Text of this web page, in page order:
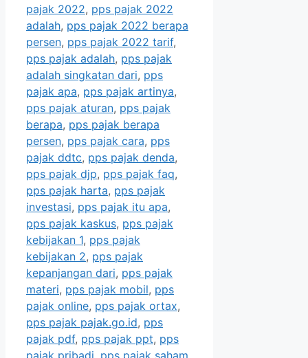
pajak 2022, pps pajak 2022
adalah, pps pajak 2022 berapa
persen, pps pajak 2022 tarif,
pps pajak adalah, pps pajak
adalah singkatan dari, pps
pajak apa, pps pajak artinya,
pps pajak aturan, pps pajak
berapa, pps pajak berapa
persen, pps pajak cara, pps
pajak ddtc, pps pajak denda,
pps pajak djp, pps pajak faq,
pps pajak harta, pps pajak
investasi, pps pajak itu apa,
pps pajak kaskus, pps pajak
kebijakan 1, pps pajak
kebijakan 2, pps pajak
kepanjangan dari, pps pajak
materi, pps pajak mobil, pps
pajak online, pps pajak ortax,
pps pajak pajak.go.id, pps
pajak pdf, pps pajak ppt, pps
pajak pribadi, pps pajak saham,